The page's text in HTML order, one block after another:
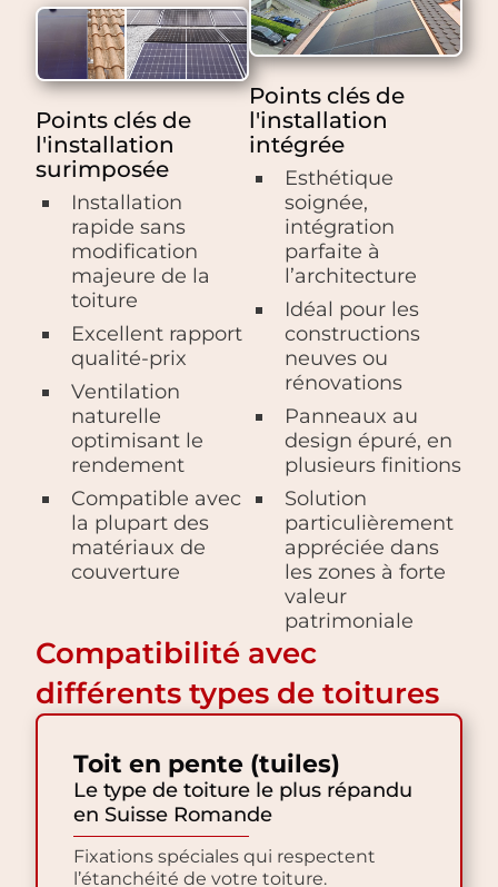
Points clés de
l'installation
surimposée
Installation
rapide sans
modification
majeure de la
toiture
Excellent rapport
qualité-prix
Ventilation
naturelle
optimisant le
rendement
Compatible avec
la plupart des
matériaux de
couverture
Points clés de
l'installation
intégrée
Esthétique
soignée,
intégration
parfaite à
l’architecture
Idéal pour les
constructions
neuves ou
rénovations
Panneaux au
design épuré, en
plusieurs finitions
Solution
particulièrement
appréciée dans
les zones à forte
valeur
patrimoniale
Compatibilité avec
différents types de toitures
Toit en pente (tuiles)
Le type de toiture le plus répandu
en Suisse Romande
Fixations spéciales qui respectent
l’étanchéité de votre toiture.